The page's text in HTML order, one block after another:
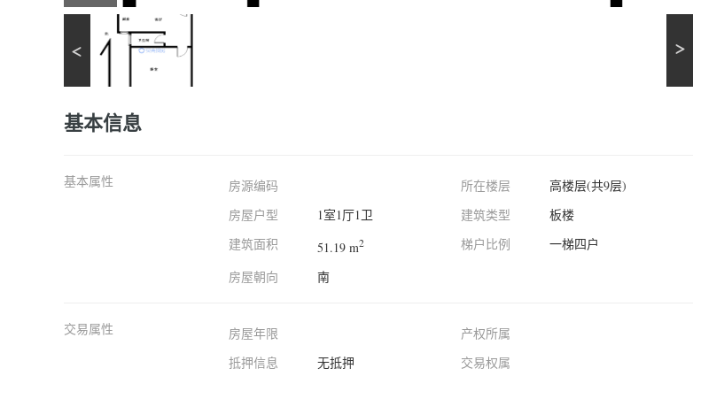
基本信息
基本属性
房源编码
房屋户型
1室1厅1卫
建筑面积
51.19 m2
房屋朝向 南
所在楼层
高楼层(共9层)
建筑类型
板楼
梯户比例
一梯四户
交易属性
房屋年限
抵押信息
无抵押
产权所属
交易权属